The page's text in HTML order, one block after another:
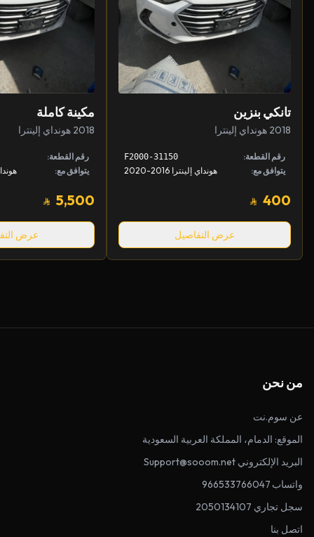
تانكي بنزين
2018 هونداي إلينترا
رقم القطعة: 31150-F2000
يتوافق مع: هونداي إلينترا 2016-2020
400
عرض التفاصيل
مكينة كاملة
2018 هونداي إلينترا
رقم القطعة:
يتوافق مع:
هونداي
5,500
عرض
من نحن
عن سوم.نت
الموقع: الدمام، المملكة العربية السعودية
البريد الإلكتروني Support@sooom.net
واتساب 966533766047
سجل تجاري 2050134107
اتصل بنا